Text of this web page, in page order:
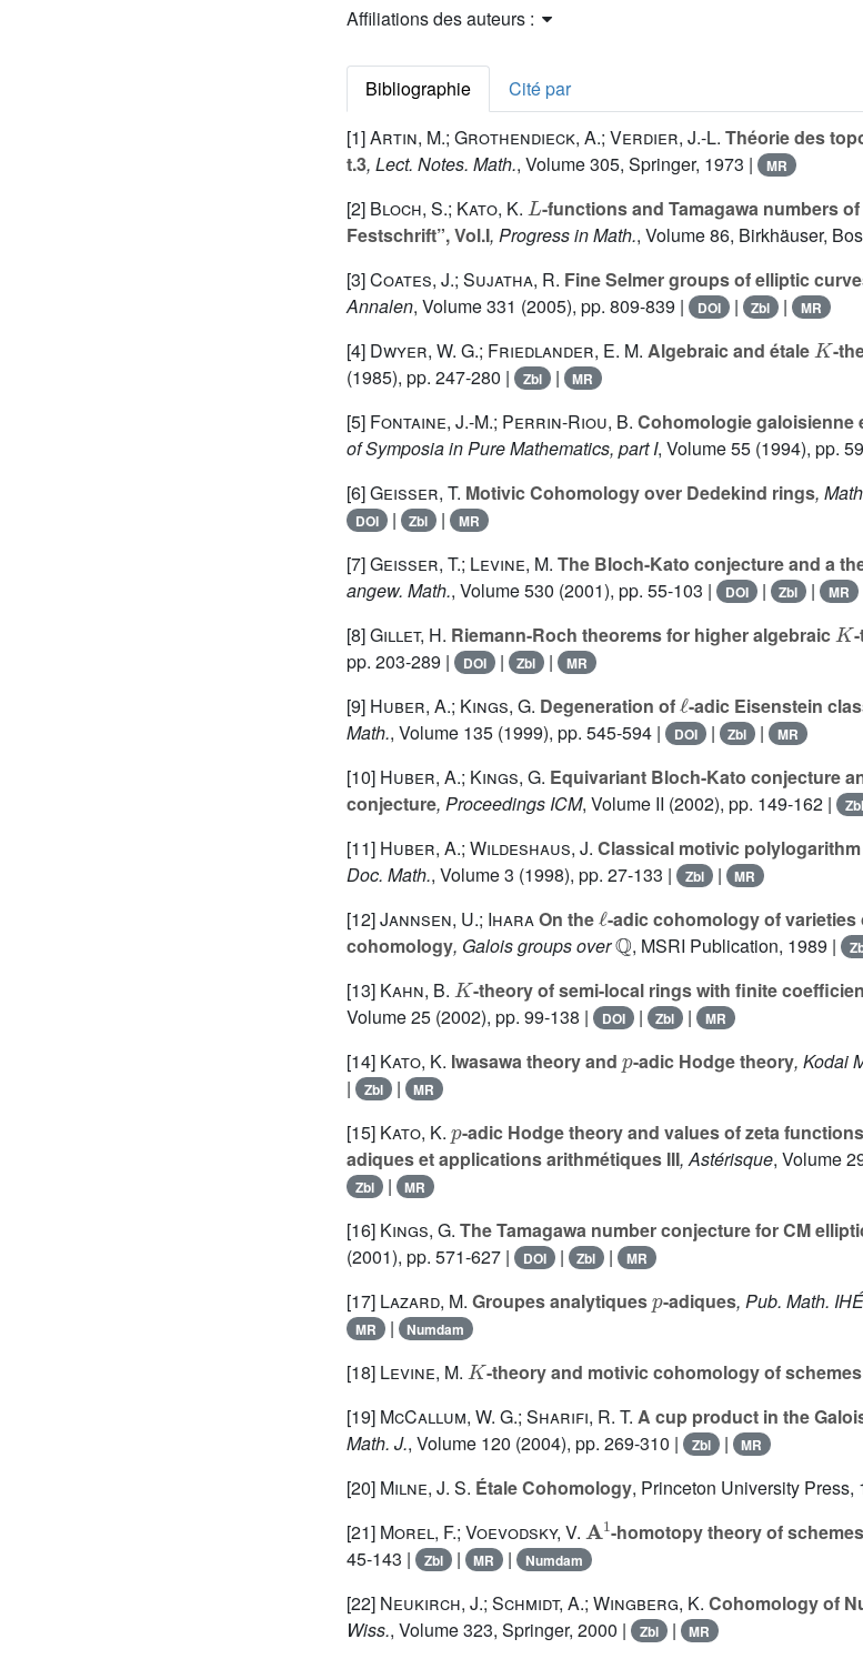
Affiliations des auteurs :
Bibliographie
Cité par
[1]Artin, M.; Grothendieck, A.; Verdier, J.-L. Théorie des
t.3, Lect. Notes. Math., Volume 305, Springer, 1973 | MR
[2] Bloch, S.; Kato, K.
-functions and Tamagawa numbers
Festschrift”, Vol.I, Progress in Math., Volume 86, Birkhäuser,
[3]Coates, J.; Sujatha, R. Fine Selmer groups of elliptic
Annalen, Volume 331 (2005), pp. 809-839 | DOI | Zbl | MR
[4] Dwyer, W. G.; Friedlander, E. M. Algebraic and étale -
(1985), pp. 247-280 |
Zbl | MR
[5] Fontaine, J.-M.; Perrin-Riou, B. Cohomologie galoisienne
of Symposia in Pure Mathematics, part I, Volume 55 (1994), pp.
[6]Geisser, T. Motivic Cohomology over Dedekind rings,
DOI | Zbl | MR
[7]Geisser, T.; Levine, M. The Bloch-Kato conjecture and a
angew. Math., Volume 530 (2001), pp. 55-103 | DOI | Zbl | MR
[8]Gillet, H. Riemann-Roch theorems for higher algebraic
pp. 203-289 |
DOI | Zbl | MR
[9] Huber, A.; Kings, G. Degeneration of -adic Eisenstein
Math., Volume 135 (1999), pp. 545-594 | DOI | Zbl | MR
[10] Huber, A.; Kings, G. Equivariant Bloch-Kato conjecture
conjecture, Proceedings ICM, Volume II (2002), pp. 149-162 | Zbl
[11] Huber, A.; Wildeshaus, J. Classical motivic
Doc. Math., Volume 3 (1998), pp. 27-133 | Zbl | MR
[12]Jannsen, U.; Ihara On the -adic cohomology of
cohomology, Galois groups over
ℚ
, MSRI Publication, 1989 |
[13] Kahn, B. -theory of semi-local rings with finite
Volume 25 (2002), pp. 99-138 | DOI | Zbl | MR
[14] Kato, K. Iwasawa theory and -adic Hodge theory, Kodai
| Zbl | MR
[15] Kato, K. -adic Hodge theory and values of zeta
adiques et applications arithmétiques III, Astérisque, Volume
Zbl | MR
[16] Kings, G. The Tamagawa number conjecture for CM
(2001), pp. 571-627 |
DOI | Zbl | MR
[17] Lazard, M. Groupes analytiques -adiques, Pub. Math.
MR | Numdam
[18] Levine, M. -theory and motivic cohomology of schemes
[19] McCallum, W. G.; Sharifi, R. T. A cup product in the
Math. J., Volume 120 (2004), pp. 269-310 | Zbl | MR
[20] Milne, J. S. Étale Cohomology, Princeton University Press,
[21] Morel, F.; Voevodsky, V.
1
-homotopy theory of schemes
45-143 |
Zbl | MR | Numdam
[22] Neukirch, J.; Schmidt, A.; Wingberg, K. Cohomology of
Wiss., Volume 323, Springer, 2000 | Zbl | MR